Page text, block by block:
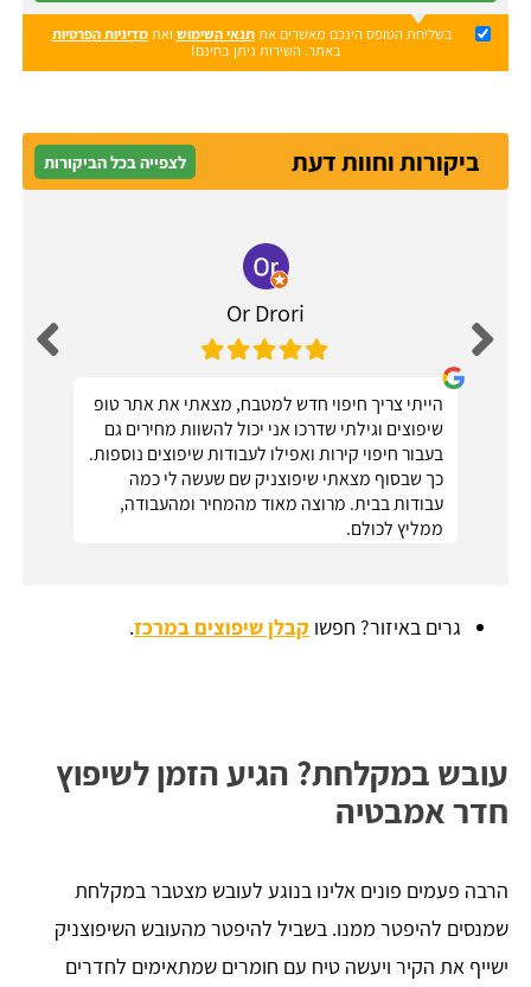
בשליחת הטופס הינכם מאשרים אתתנאי השימוש ואתמדיניות הפרטיות
באתר. השירות ניתן בחינם!
ביקורות וחוות דעת לצפייה בכל הביקורות
Or Drori
הייתי צריך חיפוי חדש למטבח, מצאתי את אתר טופ
שיפוצים וגילתי שדרכו אני יכול להשוות מחירים גם
בעבור חיפוי קירות ואפילו לעבודות שיפוצים נוספות.
כך שבסוף מצאתי שיפוצניק שם שעשה לי כמה
עבודות בבית. מרוצה מאוד מהמחיר ומהעבודה,
ממליץ לכולם.
גרים באיזור? חפשו קבלן שיפוצים במרכז.
עובש במקלחת? הגיע הזמן לשיפוץ
חדר אמבטיה
הרבה פעמים פונים אלינו בנוגע לעובש מצטבר במקלחת
שמנסים להיפטר ממנו. בשביל להיפטר מהעובש השיפוצניק
ישייף את הקיר ויעשה טיח עם חומרים שמתאימים לחדרים